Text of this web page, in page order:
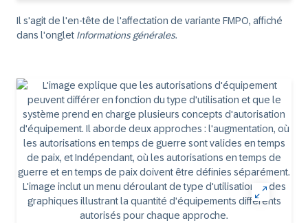
Il s'agit de l'en-tête de l'affectation de variante FMPO, affiché
dans l'onglet Informations générales.